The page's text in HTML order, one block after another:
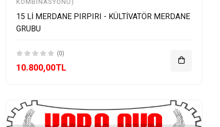
KOMBINASYONU)
15 Lİ MERDANE PIRPIRI - KÜLTİVATÖR MERDANE
GRUBU
(0)
10.800,00TL